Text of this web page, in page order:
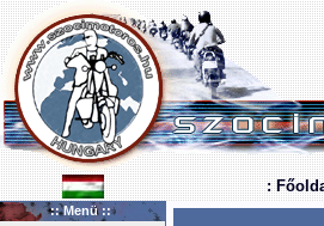
:
:: Menü ::